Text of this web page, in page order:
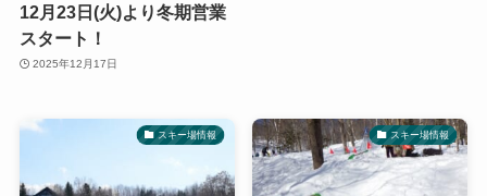
12月23日(火)より冬期営業
スタート！
2025年12月17日
スキー場情報 スキー場情報